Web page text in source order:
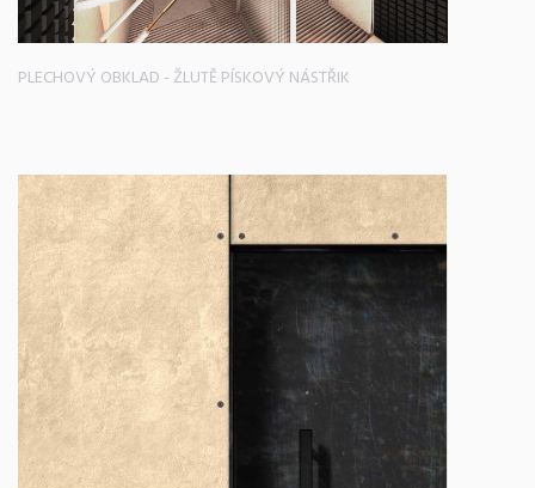
PLECHOVÝ OBKLAD - ŽLUTĚ PÍSKOVÝ NÁSTŘIK